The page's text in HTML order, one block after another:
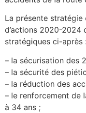
La présente stratégie
d’actions 2020-2024
stratégiques ci-après :
– la sécurisation des
– la sécurité des
– la réduction des
– le renforcement de
à 34 ans ;